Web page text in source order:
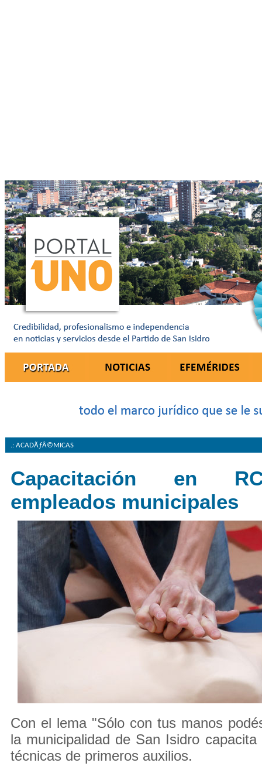
.: ACADÃƒÂ©MICAS
Capacitación en
empleados municipales
Con el lema "Sólo con tus manos
la municipalidad de San Isidro
técnicas de primeros auxilios.